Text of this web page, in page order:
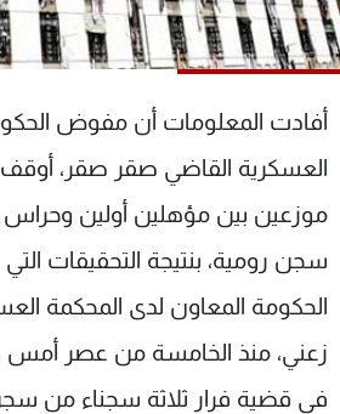
أفادت المعلومات أن مفوض
العسكرية القاضي صقر صقر،
موزعين بين مؤهلين أولين
سجن رومية، بنتيجة التحقيقات
الحكومة المعاون لدى المحكمة
زعني، منذ الخامسة من عصر أمس
في قضية فرار ثلاثة سجناء من
جدول البرامج
شاهد البرامج
الترددات
عن MTV
لاعلاناتكم
وظائف
تواصل معنا
شروط